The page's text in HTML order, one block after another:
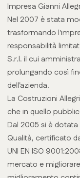
Impresa Gianni
Nel 2007 è stata
trasformando
responsabilità
S.r.l. il cui
prolungando così
dell'azienda.
La Costruzioni
che in quello
Dal 2005 si è
Qualità, certificato
UNI EN ISO
mercato e